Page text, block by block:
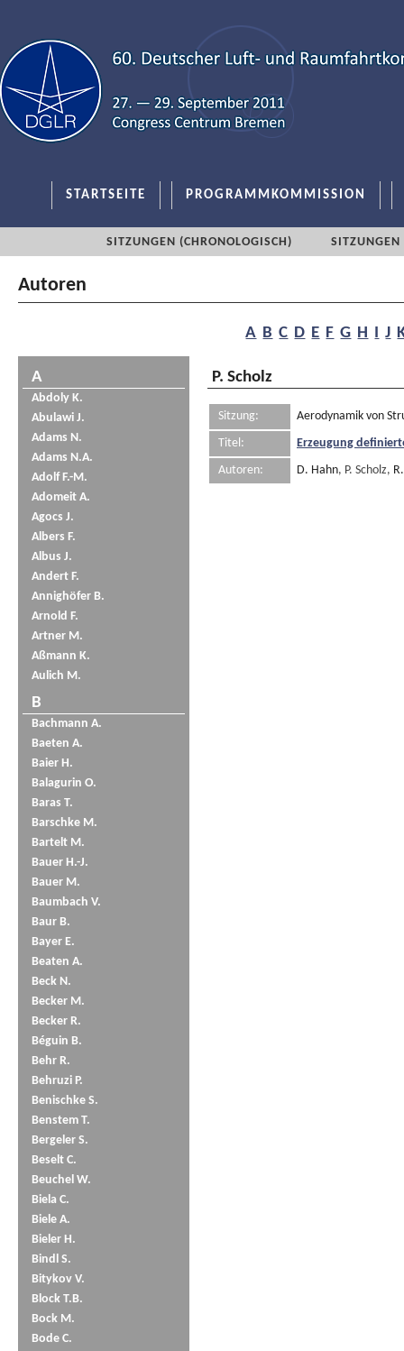
STARTSEITE PROGRAMMKOMMISSION
SITZUNGEN (CHRONOLOGISCH) SITZUNGEN
Autoren
A B C D E F G H I J
A
Abdoly K.
Abulawi J.
Adams N.
Adams N.A.
Adolf F.-M.
Adomeit A.
Agocs J.
Albers F.
Albus J.
Andert F.
Annighöfer B.
Arnold F.
Artner M.
Aßmann K.
Aulich M.
B
Bachmann A.
Baeten A.
Baier H.
Balagurin O.
Baras T.
Barschke M.
Bartelt M.
Bauer H.-J.
Bauer M.
Baumbach V.
Baur B.
Bayer E.
Beaten A.
Beck N.
Becker M.
Becker R.
Béguin B.
Behr R.
Behruzi P.
Benischke S.
Benstem T.
Bergeler S.
Beselt C.
Beuchel W.
Biela C.
Biele A.
Bieler H.
Bindl S.
Bitykov V.
Block T.B.
Bock M.
Bode C.
P. Scholz
Sitzung:
Aerodynamik von
Titel:
Erzeugung
Autoren:
D. Hahn, P. Scholz,